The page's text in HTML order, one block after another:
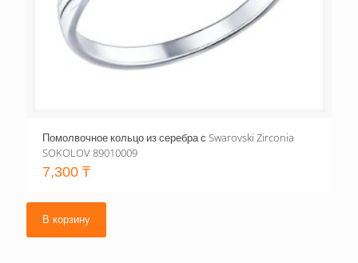
Помолвочное кольцо из серебра с Swarovski Zirconia
SOKOLOV 89010009
7,300 ₸
В корзину